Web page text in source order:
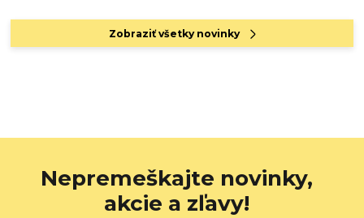
Zobraziť všetky novinky
Nepremeškajte novinky,
akcie a zľavy!